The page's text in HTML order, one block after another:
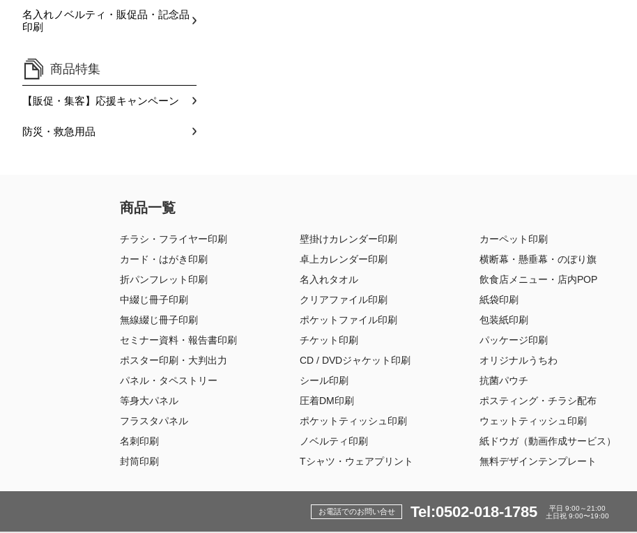
名入れノベルティ・販促品・記念品
印刷
商品特集
【販促・集客】応援キャンペーン
防災・救急用品
商品一覧
チラシ・フライヤー印刷
カード・はがき印刷
折パンフレット印刷
中綴じ冊子印刷
無線綴じ冊子印刷
セミナー資料・報告書印刷
ポスター印刷・大判出力
パネル・タペストリー
等身大パネル
フラスタパネル
名刺印刷
封筒印刷
壁掛けカレンダー印刷
卓上カレンダー印刷
名入れタオル
クリアファイル印刷
ポケットファイル印刷
チケット印刷
CD / DVDジャケット印刷
シール印刷
圧着DM印刷
ポケットティッシュ印刷
ノベルティ印刷
Tシャツ・ウェアプリント
カーペット印刷
横断幕・懸垂幕・のぼり旗
飲食店メニュー・店内POP
紙袋印刷
包装紙印刷
パッケージ印刷
オリジナルうちわ
抗菌パウチ
ポスティング・チラシ配布
ウェットティッシュ印刷
紙ドウガ（動画作成サービス）
無料デザインテンプレート
お電話でのお問い合せ Tel:0502-018-1785
平日 9:00～21:00
土日祝 9:00〜19:00